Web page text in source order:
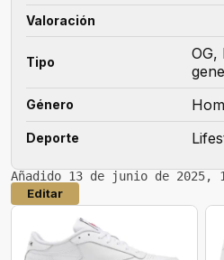
Valoración
Tipo
OG,
Género
Deporte
Añadido 13 de junio de 2025,
Editar